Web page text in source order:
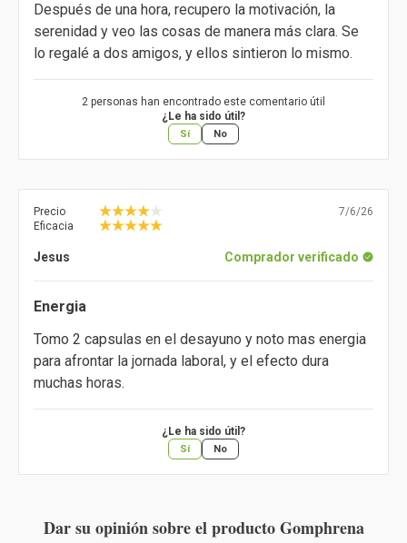
Después de una hora, recupero la motivación, la
serenidad y veo las cosas de manera más clara. Se
lo regalé a dos amigos, y ellos sintieron lo mismo.
2 personas han encontrado este comentario útil
¿Le ha sido útil?
Sí No
Precio
Eficacia
7/6/26
Jesus Comprador verificado
Energia
Tomo 2 capsulas en el desayuno y noto mas energia
para afrontar la jornada laboral, y el efecto dura
muchas horas.
¿Le ha sido útil?
Sí No
Dar su opinión sobre el producto Gomphrena